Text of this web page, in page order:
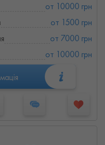
от 10000 грн
от 1500 грн
от 7000 грн
от 10000 грн